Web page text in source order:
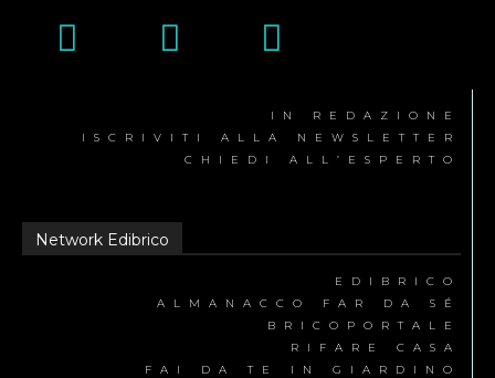
IN REDAZIONE
ISCRIVITI ALLA NEWSLETTER
CHIEDI ALL’ESPERTO
Network Edibrico
EDIBRICO
ALMANACCO FAR DA SÉ
BRICOPORTALE
RIFARE CASA
FAI DA TE IN GIARDINO